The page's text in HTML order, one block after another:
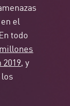
el
todo
, y